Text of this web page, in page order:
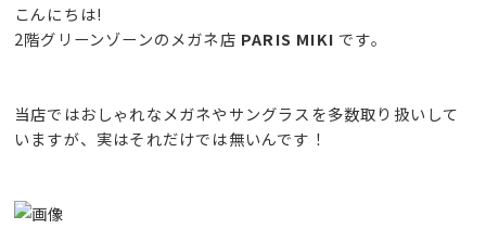
こんにちは!
2階グリーンゾーンのメガネ店 PARIS MIKI です。
当店ではおしゃれなメガネやサングラスを多数取り扱いして
いますが、実はそれだけでは無いんです！